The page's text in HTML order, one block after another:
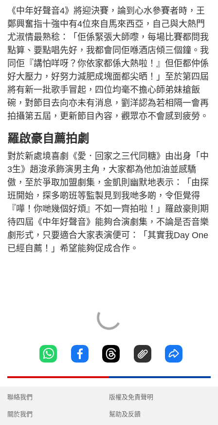
《中年好聲音4》將迎決賽，論到心水參賽者時，王
鄭興奮指十強中有4位來自馬來西亞，自己與大熱門
尤淑情最熟稔：「佢係緊張大師嚟，每場比賽都問我
點算、要點唱先好，我都會同佢喺酒店傾三個鐘。我
同佢『講怕咩呀？你依家都係大熱啦！』但佢都仲係
好大壓力，好努力減肥成塊面都尖晒！」至於第四屆
將有新一批歌手冒起，四位均毫不擔心師弟妹搶飯
碗，對節目去向亦未有消息，劉洋認為若相隔一會再
拍攝第五屆，更新節目內容，觀眾亦不會感到疲勞。
羅啟豪自薦拍劇
對於新處境喜劇《愛．回家之三代同糖》由出身「中
3生》趙浚承飾演男主角，大家都為他加油並感驕
傲，至於爭取加盟劇集，金凱則幽默地表示：「由探
班開始，探多啲班等監製見到我哋多啲，令佢覺得
『嘩！你哋幾個好煩』不如一齊拍啦！」羅啟豪則期
待四屆《中年好聲音》能夠合演劇集，不論是否音樂
劇形式，只要適合大家表演便可：「其實我Day One
已經自薦！」希望能夠促成合作。
聯絡我們
關於我們
版權及免責聲明
幫助及反饋